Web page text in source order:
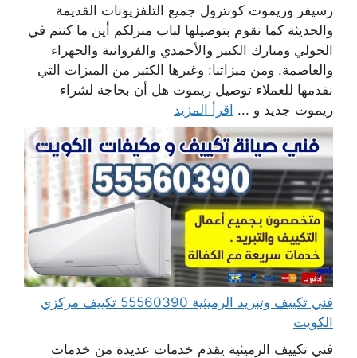
رسيفر وريموت كونترول جميع التلفزيونات القديمة
والحديثة كما نقوم بتوصيلها لباب منزلكم أين ما كنتم في
الحولي ومبارك الكبير والأحمدي والفروانية والجهراء
والعاصمة. ومن ميزاتنا: وغيرها الكثير من الميزات التي
نقدمها للعملاء توصيل ريموت هل أن بحاجة لشراء
ريموت جديد و ... اقرأ المزيد
فني تكييف وتبريد الرميثية 55560390 تكييف مركزي
الكويت
فني تكييف الرميثية يقدم خدمات عديدة من خدمات